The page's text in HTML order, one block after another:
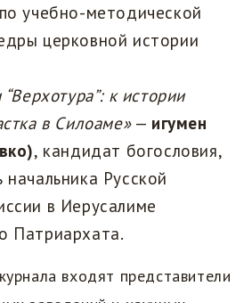
учебно-методической
церковной истории
“Верхотура”: к истории
в Силоаме»— игумен
, кандидат богословия,
начальника Русской
в Иерусалиме
Патриархата.
входят представители